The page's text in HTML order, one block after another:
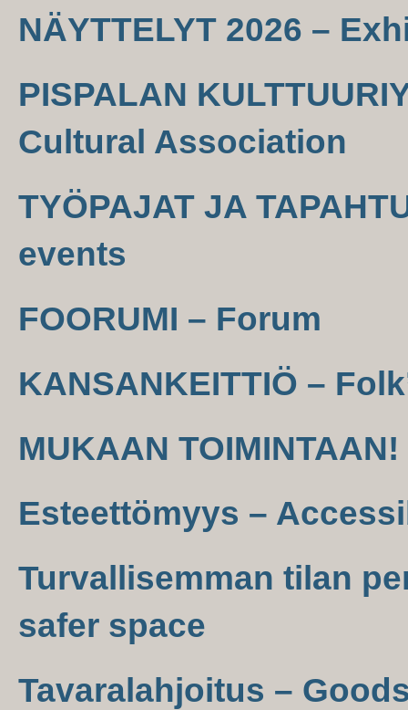
NÄYTTELYT 2026 –
PISPALAN
Cultural Association
TYÖPAJAT JA
events
FOORUMI – Forum
KANSANKEITTIÖ –
MUKAAN
Esteettömyys –
Turvallisemman tilan
safer space
Tavaralahjoitus –